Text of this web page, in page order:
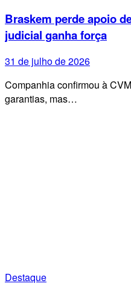
Braskem perde apoio
judicial ganha força
31 de julho de 2026
Companhia confirmou à
garantias, mas…
Destaque